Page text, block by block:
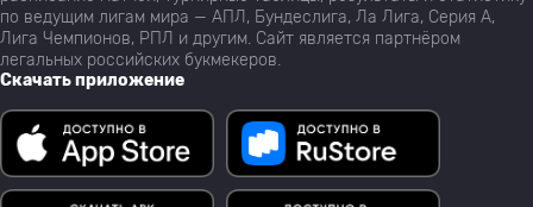
по ведущим лигам мира — АПЛ, Бундеслига, Ла Лига, Серия А,
Лига Чемпионов, РПЛ и другим. Сайт является партнёром
легальных российских букмекеров.
Скачать приложение